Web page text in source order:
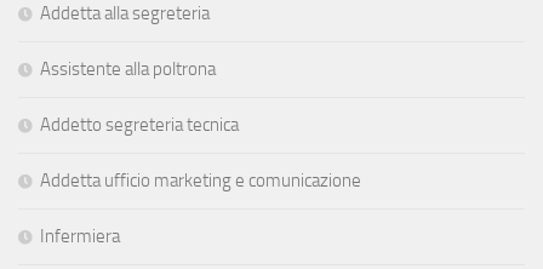
Addetta alla segreteria
Assistente alla poltrona
Addetto segreteria tecnica
Addetta ufficio marketing e comunicazione
Infermiera